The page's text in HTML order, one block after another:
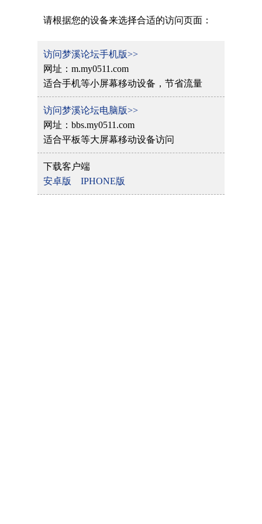
请根据您的设备来选择合适的访问页面：
访问梦溪论坛手机版>>
网址：m.my0511.com
适合手机等小屏幕移动设备，节省流量
访问梦溪论坛电脑版>>
网址：bbs.my0511.com
适合平板等大屏幕移动设备访问
下载客户端
安卓版
IPHONE版